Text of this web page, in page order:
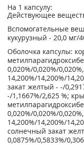
На 1 капсулу:
Действующее
Вспомогательные
кукурузный - 20,0 мг/
Оболочка капсулы:
0,020%/0,020%/
14,200%/14,200%/
закат желтый - -/
-/1,1667%/2,625 %;
0,020%/0,020%/
14,200%/14,200%/
солнечный закат
0,0875%/0,5833%/